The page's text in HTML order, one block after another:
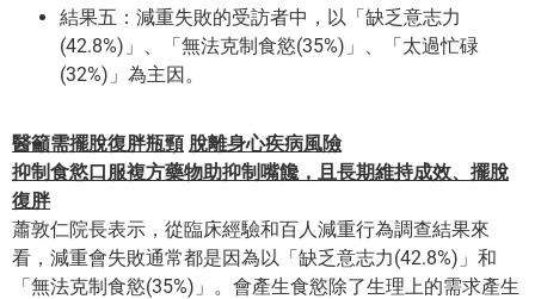
結果五：減重失敗的受訪者中，以「缺乏意志力
(42.8%)」、「無法克制食慾(35%)」、「太過忙碌
(32%)」為主因。
醫籲需擺脫復胖瓶頸 脫離身心疾病風險
抑制食慾口服複方藥物助抑制嘴饞，且長期維持成效、擺脫
復胖
蕭敦仁院長表示，從臨床經驗和百人減重行為調查結果來
看，減重會失敗通常都是因為以「缺乏意志力(42.8%)」和
「無法克制食慾(35%)」。會產生食慾除了生理上的需求產生